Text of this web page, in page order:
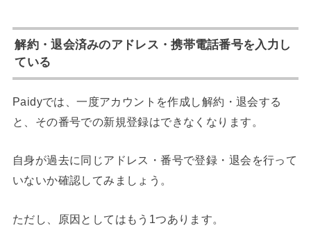
解約・退会済みのアドレス・携帯電話番号を入力し
ている
Paidyでは、一度アカウントを作成し解約・退会する
と、その番号での新規登録はできなくなります。
自身が過去に同じアドレス・番号で登録・退会を行って
いないか確認してみましょう。
ただし、原因としてはもう1つあります。